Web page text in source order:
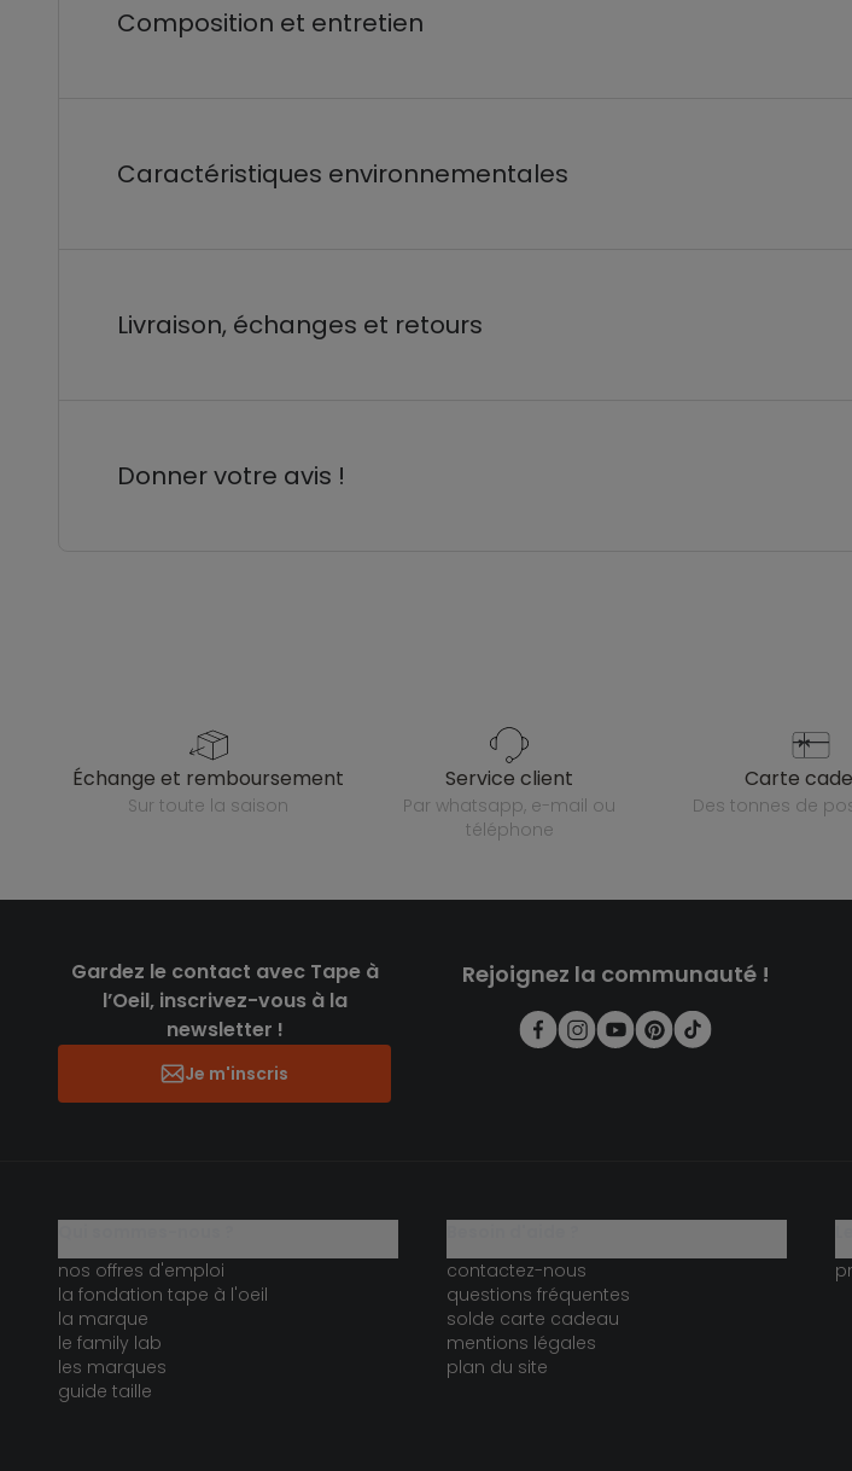
Composition et entretien
Caractéristiques environnementales
Livraison, échanges et retours
Donner votre avis !
échange et remboursement
sur toute la saison
service client
par whatsapp, e-mail ou
téléphone
carte
des tonnes de
Gardez le contact avec Tape à
l’Oeil, inscrivez-vous à la
newsletter !
Je m'inscris
Rejoignez la communauté !
nos offres d'emploi
la fondation tape à l'oeil
la marque
le family lab
les marques
guide taille
contactez-nous
questions fréquentes
solde carte cadeau
mentions légales
plan du site